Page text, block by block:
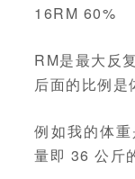
16RM 60%
RM是最大反
后面的比例是
例如我的体
量即 36 公斤